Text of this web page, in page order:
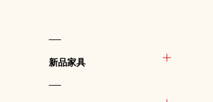
新品家具